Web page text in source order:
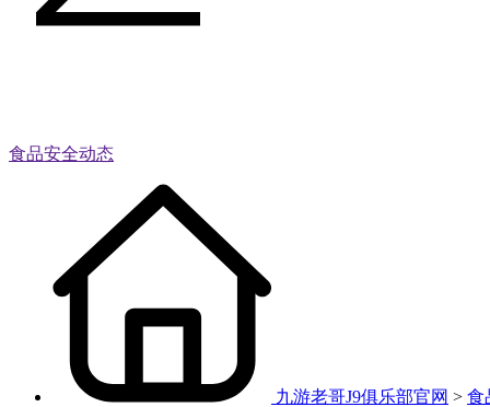
食品安全动态
九游老哥J9俱乐部官网 > 食